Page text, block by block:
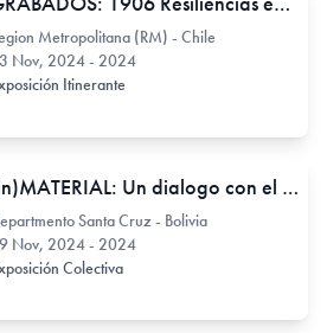
Metropolitana (RM) - Chile
Nov, 2024 - 2024
Itinerante
(in)MATERIAL: Un dialogo con el territorio y memoria
Santa Cruz - Bolivia
Nov, 2024 - 2024
Colectiva